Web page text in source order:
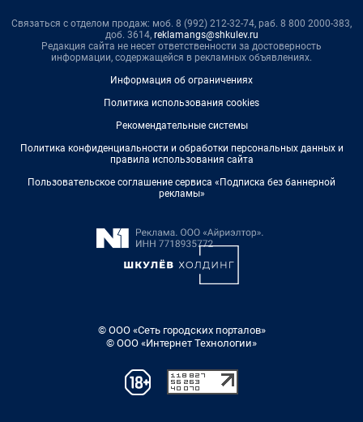
Связаться с отделом продаж: моб. 8 (992) 212-32-74, раб. 8 800 2000-383,
доб. 3614, reklamangs@shkulev.ru
Редакция сайта не несет ответственности за достоверность
информации, содержащейся в рекламных объявлениях.
Информация об ограничениях
Политика использования cookies
Рекомендательные системы
Политика конфиденциальности и обработки персональных данных и
правила использования сайта
Пользовательское соглашение сервиса «Подписка без баннерной
рекламы»
© ООО «Сеть городских порталов»
© ООО «Интернет Технологии»